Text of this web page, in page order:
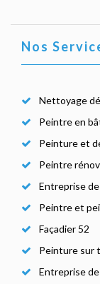
Nos
Nettoyage
Peintre en
Peinture et
Peintre
Entreprise
Peintre et
Façadier 52
Peinture sur
Entreprise